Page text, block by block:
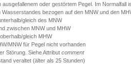
ausgefallenem oder gestörtem Pegel. Im Normalfall
bezogen auf den MNW und den
gleich des MNW
zwischen MNW und MHW
gleich MHW
MNW für Pegel nicht vorhanden
Störung. Siehe Attribut comment
veraltet (älter als 25 Stunden)